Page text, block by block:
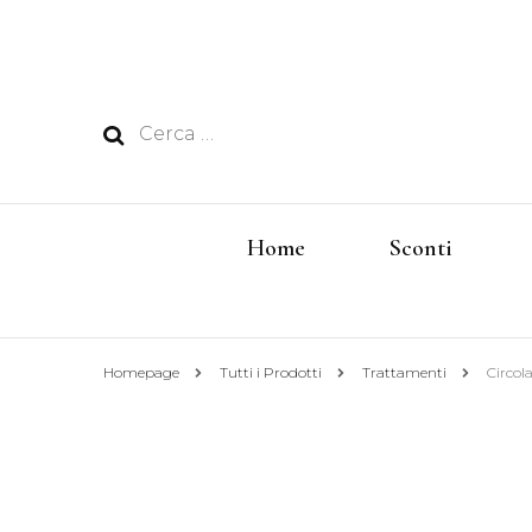
Ricerca
Home Sconti
Homepage Tutti i Prodotti Trattamenti